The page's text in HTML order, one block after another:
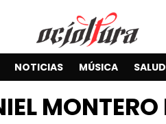
NOTICIAS MÚSICA SALUD